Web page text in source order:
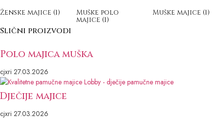
Ženske majice (1) Muške polo
majice (1)
Muške majice (1)
Slični proizvodi
Polo majica muška
cjxri 27.03.2026
Dječije majice
cjxri 27.03.2026